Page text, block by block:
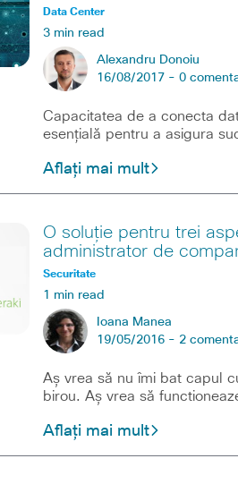
Data Center
3 min read
Alexandru Donoiu
16/08/2017 - 0
Capacitatea de a conecta
esențială pentru a asigura
Aflați mai mult
O soluție pentru trei
administrator de
Securitate
1 min read
Ioana Manea
19/05/2016 - 2
Aș vrea să nu îmi bat capul
birou. Aș vrea să
Aflați mai mult